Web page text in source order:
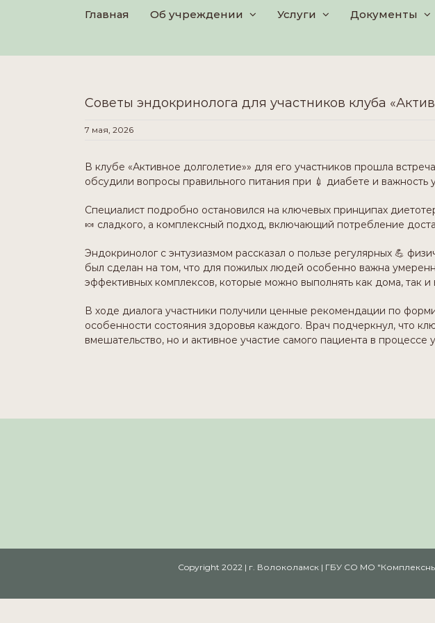
Главная Об учреждении Услуги Документы
Советы эндокринолога для участников клуба
7 мая, 2026
В клубе «Активное долголетие»» для его участников прошла
обсудили вопросы правильного питания при 💉 диабете и важность
Специалист подробно остановился на ключевых принципах
🍬 сладкого, а комплексный подход, включающий потребление
Эндокринолог с энтузиазмом рассказал о пользе регулярных 💪
был сделан на том, что для пожилых людей особенно важна
эффективных комплексов, которые можно выполнять как дома, так и
В ходе диалога участники получили ценные рекомендации по
особенности состояния здоровья каждого. Врач подчеркнул, что
вмешательство, но и активное участие самого пациента в процессе
Copyright 2022 | г. Волоколамск | ГБУ СО МО